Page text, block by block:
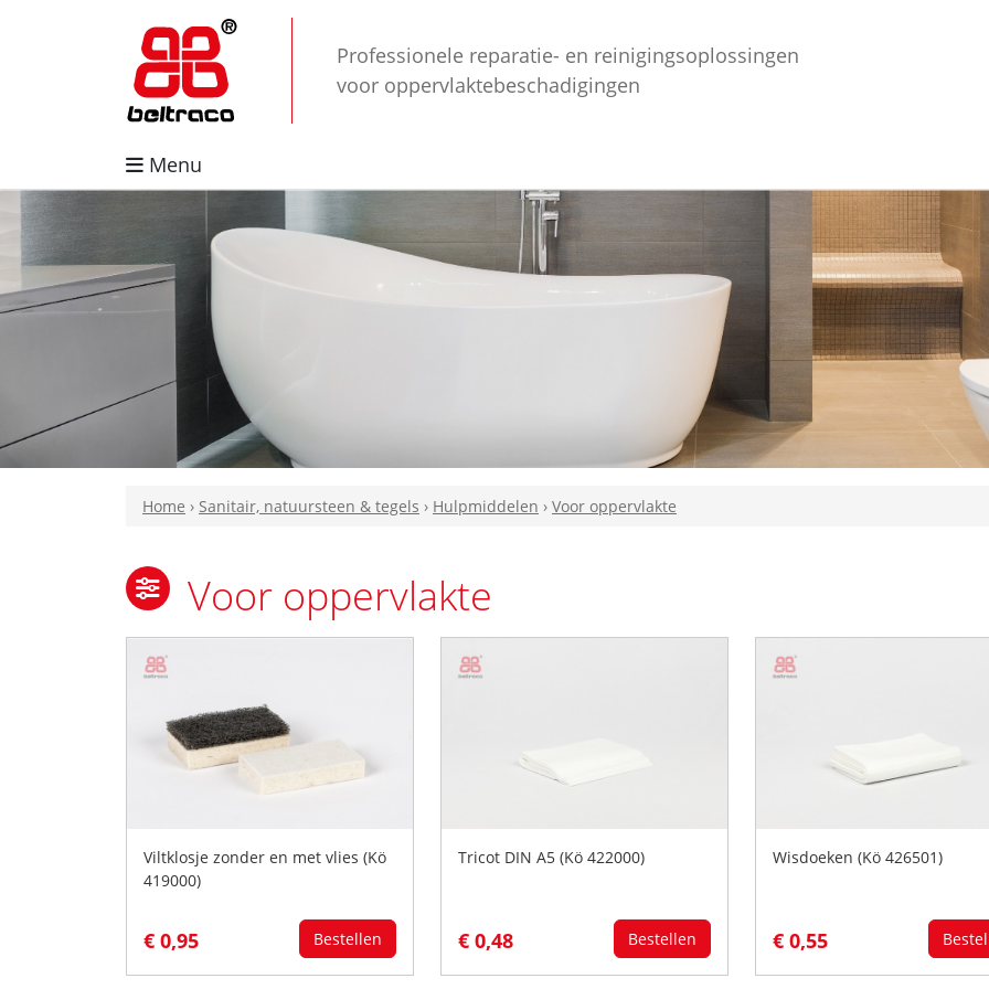
Professionele reparatie- en reinigingsoplossingen
voor oppervlaktebeschadigingen
Menu
Home › Sanitair, natuursteen & tegels › Hulpmiddelen › Voor oppervlakte
Voor oppervlakte
Viltklosje zonder en met vlies (Kö
419000)
€ 0,95 Bestellen
Tricot DIN A5 (Kö 422000)
€ 0,48 Bestellen
Wisdoeken (Kö 426501)
€ 0,55